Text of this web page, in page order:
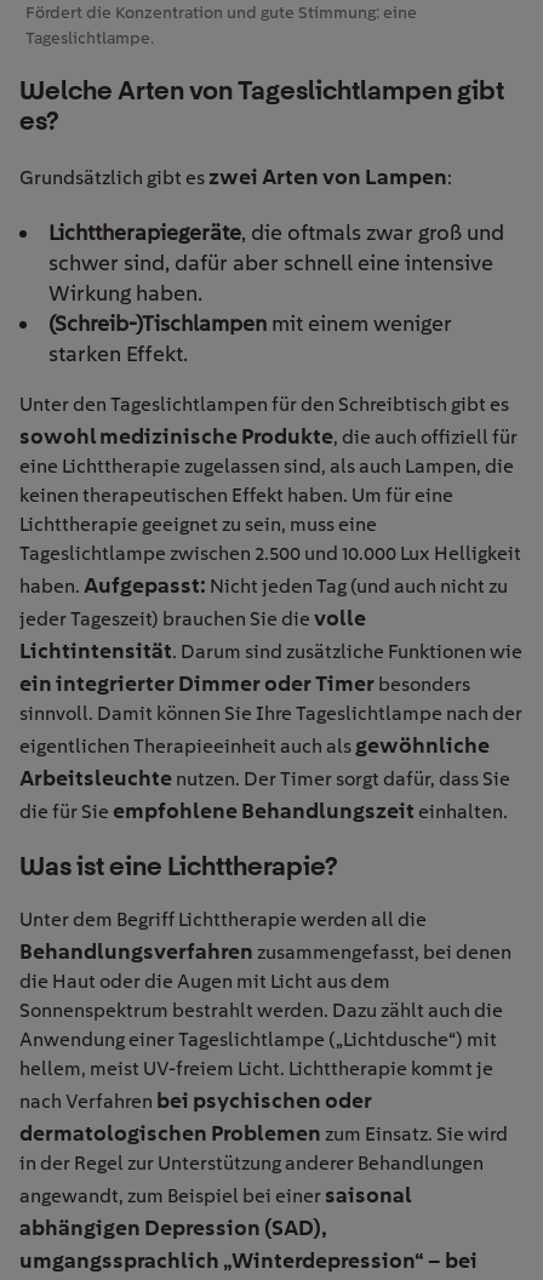
Fördert die Konzentration und gute Stimmung: eine
Tageslichtlampe.
Welche Arten von Tageslichtlampen gibt
es?
Grundsätzlich gibt es zwei Arten von Lampen:
Lichttherapiegeräte, die oftmals zwar groß und
schwer sind, dafür aber schnell eine intensive
Wirkung haben.
(Schreib-)Tischlampen mit einem weniger
starken Effekt.
Unter den Tageslichtlampen für den Schreibtisch gibt es
sowohl medizinische Produkte, die auch offiziell für
eine Lichttherapie zugelassen sind, als auch Lampen, die
keinen therapeutischen Effekt haben. Um für eine
Lichttherapie geeignet zu sein, muss eine
Tageslichtlampe zwischen 2.500 und 10.000 Lux Helligkeit
haben. Aufgepasst: Nicht jeden Tag (und auch nicht zu
jeder Tageszeit) brauchen Sie die volle
Lichtintensität. Darum sind zusätzliche Funktionen wie
ein integrierter Dimmer oder Timer besonders
sinnvoll. Damit können Sie Ihre Tageslichtlampe nach der
eigentlichen Therapieeinheit auch als gewöhnliche
Arbeitsleuchte nutzen. Der Timer sorgt dafür, dass Sie
die für Sie empfohlene Behandlungszeit einhalten.
Was ist eine Lichttherapie?
Unter dem Begriff Lichttherapie werden all die
Behandlungsverfahren zusammengefasst, bei denen
die Haut oder die Augen mit Licht aus dem
Sonnenspektrum bestrahlt werden. Dazu zählt auch die
Anwendung einer Tageslichtlampe („Lichtdusche“) mit
hellem, meist UV-freiem Licht. Lichttherapie kommt je
nach Verfahren bei psychischen oder
dermatologischen Problemen zum Einsatz. Sie wird
in der Regel zur Unterstützung anderer Behandlungen
angewandt, zum Beispiel bei einer saisonal
abhängigen Depression (SAD),
umgangssprachlich „Winterdepression“ – bei